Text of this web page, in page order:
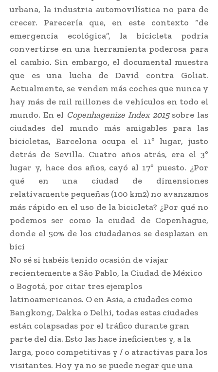
urbana, la industria automovilística no para de
crecer. Parecería que, en este contexto “de
emergencia ecológica”, la bicicleta podría
convertirse en una herramienta poderosa para
el cambio. Sin embargo, el documental muestra
que es una lucha de David contra Goliat.
Actualmente, se venden más coches que nunca y
hay más de mil millones de vehículos en todo el
mundo. En el Copenhagenize Index 2015sobre las
ciudades del mundo más amigables para las
bicicletas, Barcelona ocupa el 11º lugar, justo
detrás de Sevilla. Cuatro años atrás, era el 3º
lugar y, hace dos años, cayó al 17º puesto. ¿Por
qué en una ciudad de dimensiones
relativamente pequeñas (100 km2) no avanzamos
más rápido en el uso de la bicicleta? ¿Por qué no
podemos ser como la ciudad de Copenhague,
donde el 50% de los ciudadanos se desplazan en
bici
No sé si habéis tenido ocasión de viajar
recientemente a São Pablo, la Ciudad de México
o Bogotá, por citar tres ejemplos
latinoamericanos. O en Asia, a ciudades como
Bangkong, Dakka o Delhi, todas estas ciudades
están colapsadas por el tráfico durante gran
parte del día. Esto las hace ineficientes y, a la
larga, poco competitivas y / o atractivas para los
visitantes. Hoy ya no se puede negar que una